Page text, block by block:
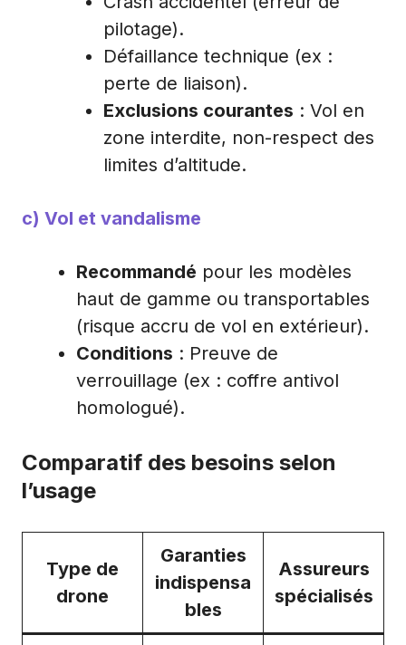
pilotage).
Défaillance technique (ex :
perte de liaison).
Exclusions courantes : Vol en
zone interdite, non-respect des
limites d’altitude.
c) Vol et vandalisme
Recommandé pour les modèles
haut de gamme ou transportables
(risque accru de vol en extérieur).
Conditions : Preuve de
verrouillage (ex : coffre antivol
homologué).
Comparatif des besoins selon
l’usage
Type de
drone
Garanties
indispensa
bles
Assureurs
spécialisés